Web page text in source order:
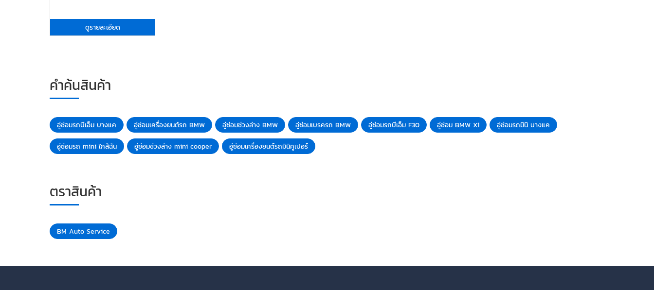
ดูรายละเอียด
คำค้นสินค้า
อู่ซ่อมรถบีเอ็ม บางแค อู่ซ่อมเครื่องยนต์รถ BMW อู่ซ่อมช่วงล่าง BMW อู่ซ่อมเบรครถ BMW อู่ซ่อมรถบีเอ็ม F30 อู่ซ่อม BMW X1 อู่ซ่อมรถมินิ บางแค
อู่ซ่อมรถ mini ใกล้ฉัน อู่ซ่อมช่วงล่าง mini cooper อู่ซ่อมเครื่องยนต์รถมินิคูเปอร์
ตราสินค้า
BM Auto Service